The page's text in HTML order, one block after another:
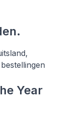
Year